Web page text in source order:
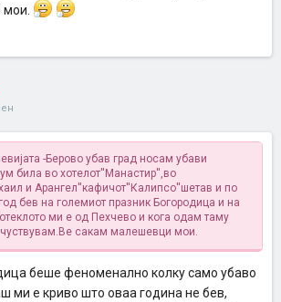
-Берово убав град носам убави
била во хотелот''Манастир'',во
и Арангел''кафичот''Калипсо''шетав и по
бев на големиот празник Богородица и на
ми е од Пехчево и кога одам таму
чуствувам.Ве сакам малешевци мои.
беше феноменално колку само убаво
ми е криво што оваа година не бев,